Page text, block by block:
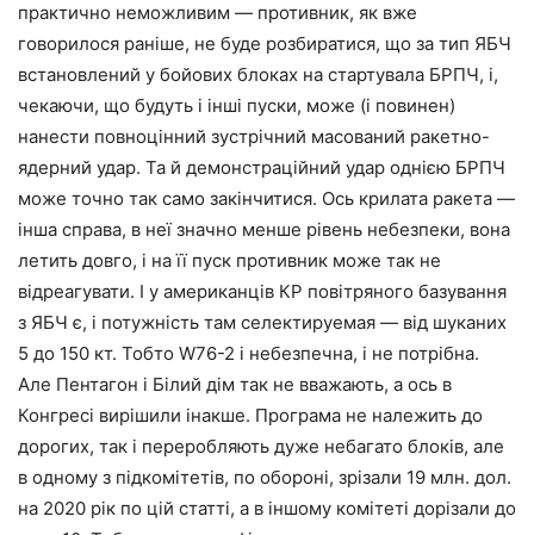
практично неможливим — противник, як вже
говорилося раніше, не буде розбиратися, що за тип ЯБЧ
встановлений у бойових блоках на стартувала БРПЧ, і,
чекаючи, що будуть і інші пуски, може (і повинен)
нанести повноцінний зустрічний масований ракетно-
ядерний удар. Та й демонстраційний удар однією БРПЧ
може точно так само закінчитися. Ось крилата ракета —
інша справа, в неї значно менше рівень небезпеки, вона
летить довго, і на її пуск противник може так не
відреагувати. І у американців КР повітряного базування
з ЯБЧ є, і потужність там селектируемая — від шуканих
5 до 150 кт. Тобто W76-2 і небезпечна, і не потрібна.
Але Пентагон і Білий дім так не вважають, а ось в
Конгресі вирішили інакше. Програма не належить до
дорогих, так і переробляють дуже небагато блоків, але
в одному з підкомітетів, по обороні, зрізали 19 млн. дол.
на 2020 рік по цій статті, а в іншому комітеті дорізали до